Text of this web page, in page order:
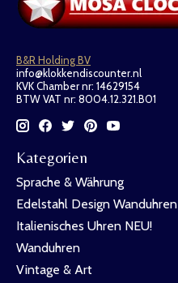
B&R Holding BV
info@klokkendiscounter.nl
KVK Chamber nr: 14629154
BTW VAT nr: 8004.12.321.B01
Kategorien
Sprache & Währung
Edelstahl Design Wanduhren
Italienisches Uhren NEU!
Wanduhren
Vintage & Art